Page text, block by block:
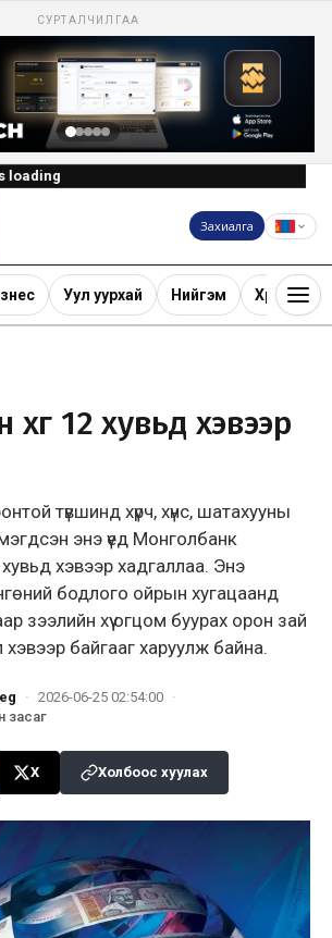
СУРТАЛЧИЛГАА
loading
Захиалга
Уул уурхай Нийгэм Хөрөнгө
12 хувьд хэвээр
түвшинд хүрч, хүнс, шатахууны
энэ үед Монголбанк
хувьд хэвээр хадгаллаа. Энэ
бодлого ойрын хугацаанд
зээлийн хүү огцом буурах орон зай
байгааг харуулж байна.
· 2026-06-25 02:54:00 ·
засаг
X Холбоос хуулах